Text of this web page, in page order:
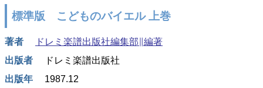
標準版 こどものバイエル 上巻
著者
ドレミ楽譜出版社編集部∥編著
出版者
ドレミ楽譜出版社
出版年
1987.12